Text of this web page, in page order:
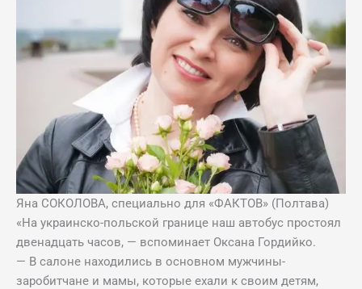
Яна СОКОЛОВА, специально для «ФАКТОВ» (Полтава)
«На украинско-польской границе наш автобус простоял
двенадцать часов, — вспоминает Оксана Гордийко.
— В салоне находились в основном мужчины-
заробитчане и мамы, которые ехали к своим детям,